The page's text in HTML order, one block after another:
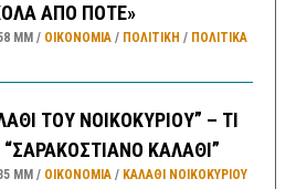
ΑΠΟ ΠΟΤΕ»
ΜΜ ΟΙΚΟΝΟΜΙΑ/ ΠΟΛΙΤΙΚΗ / ΠΟΛΙΤΙΚΆ
ΤΟΥ ΝΟΙΚΟΚΥΡΙΟΥ” – ΤΙ
ΚΑΛΑΘΙ”
ΜΜ ΟΙΚΟΝΟΜΙΑ/ ΚΑΛΑΘΙ ΝΟΙΚΟΚΥΡΙΟΥ